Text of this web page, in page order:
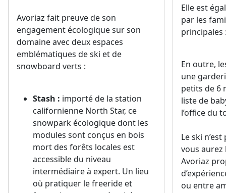
Avoriaz fait preuve de son
engagement écologique sur son
domaine avec deux espaces
emblématiques de ski et de
snowboard verts :
Stash : importé de la station
californienne North Star, ce
snowpark écologique dont les
modules sont conçus en bois
mort des forêts locales est
accessible du niveau
intermédiaire à expert. Un lieu
où pratiquer le freeride et
Elle est
par les
principales
En outre,
une
petits de 6
liste de
l’office du
Le ski
vous aurez
Avoriaz
ou entre